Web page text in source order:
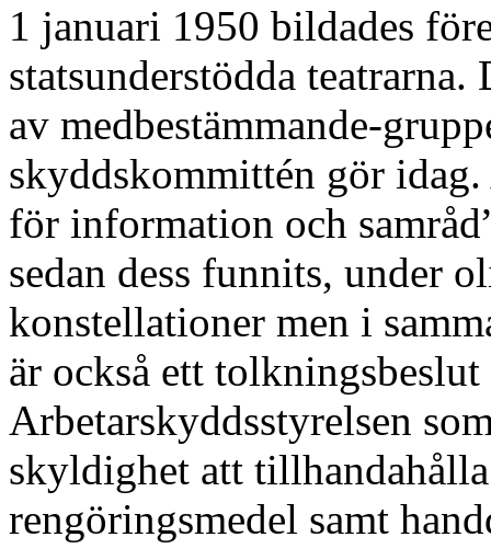
1 januari 1950 bildades
statsunderstödda
av medbestämmande-
skyddskommittén gör
för information och
sedan dess funnits, under
konstellationer men i
är också ett
Arbetarskyddsstyrelsen
skyldighet att
rengöringsmedel samt